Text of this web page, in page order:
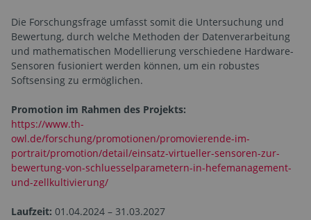
Die Forschungsfrage umfasst somit die Untersuchung und
Bewertung, durch welche Methoden der Datenverarbeitung
und mathematischen Modellierung verschiedene Hardware-
Sensoren fusioniert werden können, um ein robustes
Softsensing zu ermöglichen.
Promotion im Rahmen des Projekts:
https://www.th-
owl.de/forschung/promotionen/promovierende-im-
portrait/promotion/detail/einsatz-virtueller-sensoren-zur-
bewertung-von-schluesselparametern-in-hefemanagement-
und-zellkultivierung/
Laufzeit: 01.04.2024 – 31.03.2027